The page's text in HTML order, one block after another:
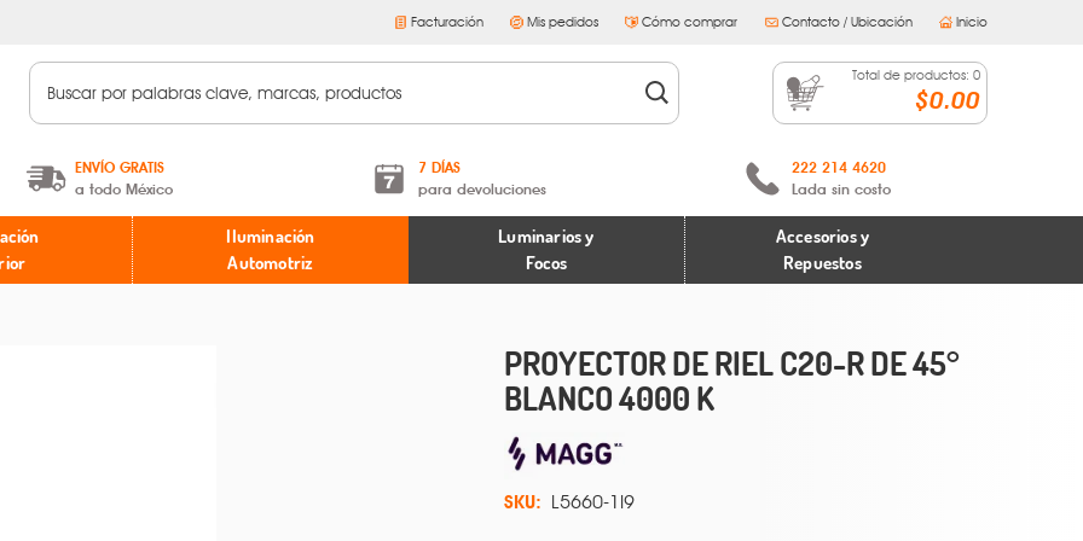
Facturación Mis pedidos Cómo comprar Contacto / Ubicación Inicio
Total de productos: 0
$0.00
ENVÍO GRATIS
a todo México
A partir de $599 MXN.
* Aplican restricciones
7 DÍAS
para devoluciones
Términos y condiciones
Políticas de devoluciones
222 214 4620
Lada sin costo
Iluminación
Automotriz
Luminarios y
Focos
Accesorios y
Repuestos
PROYECTOR DE RIEL C20-R DE 45°
BLANCO 4000 K
SKU: L5660-1I9